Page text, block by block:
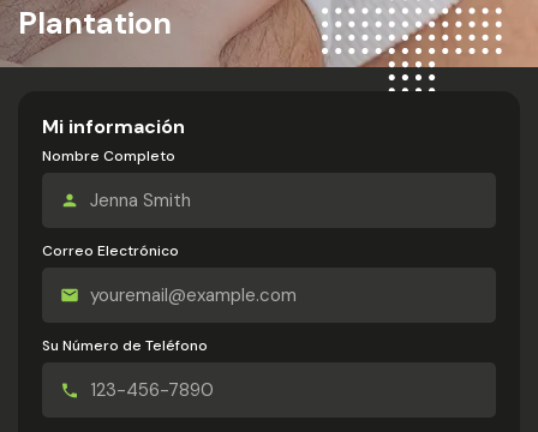
Plantation
Mi información
Nombre Completo
Correo Electrónico
Su Número de Teléfono